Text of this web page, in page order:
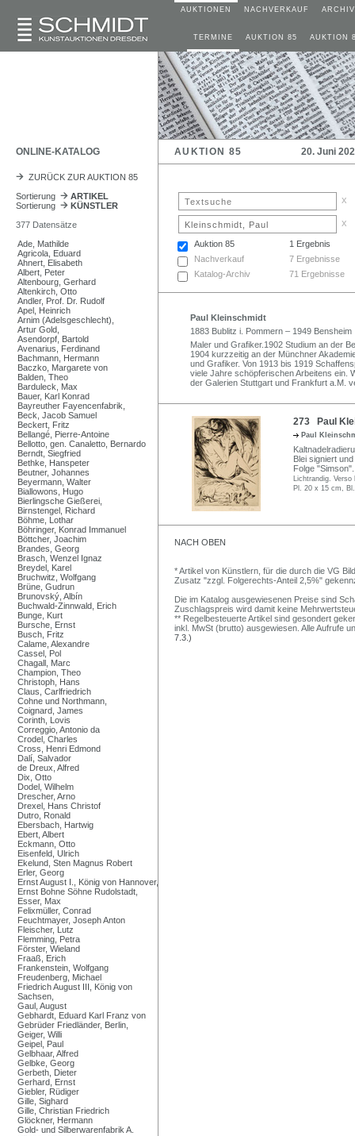
AUKTIONEN NACHVERKAUF ARCHIV
TERMINE AUKTION 85 AUKTION
ONLINE-KATALOG AUKTION 85 20. Juni
ZURÜCK ZUR AUKTION 85
Sortierung
ARTIKEL
Sortierung
KÜNSTLER
377 Datensätze
Ade, Mathilde
Agricola, Eduard
Ahnert, Elisabeth
Albert, Peter
Altenbourg, Gerhard
Altenkirch, Otto
Andler, Prof. Dr. Rudolf
Apel, Heinrich
Arnim (Adelsgeschlecht),
Artur Gold,
Asendorpf, Bartold
Avenarius, Ferdinand
Bachmann, Hermann
Baczko, Margarete von
Balden, Theo
Barduleck, Max
Bauer, Karl Konrad
Bayreuther Fayencenfabrik,
Beck, Jacob Samuel
Beckert, Fritz
Bellangé, Pierre-Antoine
Bellotto, gen. Canaletto, Bernardo
Berndt, Siegfried
Bethke, Hanspeter
Beutner, Johannes
Beyermann, Walter
Biallowons, Hugo
Bierlingsche Gießerei,
Birnstengel, Richard
Böhme, Lothar
Böhringer, Konrad Immanuel
Böttcher, Joachim
Brandes, Georg
Brasch, Wenzel Ignaz
Breydel, Karel
Bruchwitz, Wolfgang
Brüne, Gudrun
Brunovský, Albín
Buchwald-Zinnwald, Erich
Bunge, Kurt
Bursche, Ernst
Busch, Fritz
Calame, Alexandre
Cassel, Pol
Chagall, Marc
Champion, Theo
Christoph, Hans
Claus, Carlfriedrich
Cohne und Northmann,
Coignard, James
Corinth, Lovis
Correggio, Antonio da
Crodel, Charles
Cross, Henri Edmond
Dalí, Salvador
de Dreux, Alfred
Dix, Otto
Dodel, Wilhelm
Drescher, Arno
Drexel, Hans Christof
Dutro, Ronald
Ebersbach, Hartwig
Ebert, Albert
Eckmann, Otto
Eisenfeld, Ulrich
Ekelund, Sten Magnus Robert
Erler, Georg
Ernst August I., König von Hannover,
Ernst Bohne Söhne Rudolstadt,
Esser, Max
Felixmüller, Conrad
Feuchtmayer, Joseph Anton
Fleischer, Lutz
Flemming, Petra
Förster, Wieland
Fraaß, Erich
Frankenstein, Wolfgang
Freudenberg, Michael
Friedrich August III, König von
Sachsen,
Gaul, August
Gebhardt, Eduard Karl Franz von
Gebrüder Friedländer, Berlin,
Geiger, Willi
Geipel, Paul
Gelbhaar, Alfred
Gelbke, Georg
Gerbeth, Dieter
Gerhard, Ernst
Giebler, Rüdiger
Gille, Sighard
Gille, Christian Friedrich
Glöckner, Hermann
Gold- und Silberwarenfabrik A.
x
x
Auktion 85
1 Ergebnis
Nachverkauf
7 Ergebnisse
Katalog-Archiv
71 Ergebnisse
Paul Kleinschmidt
1883 Bublitz i. Pommern – 1949 Bensheim
Maler und Grafiker.1902 Studium an der
1904 kurzzeitig an der Münchner
und Grafiker. Von 1913 bis 1919
viele Jahre schöpferischen Arbeitens ein.
der Galerien Stuttgart und Frankfurt a.M.
273 Paul
Paul
Blei signiert
Folge "Simson".
Lichtrandig.
Pl. 20 x 15 cm,
NACH OBEN
* Artikel von Künstlern, für die durch die VG
Zusatz "zzgl. Folgerechts-Anteil 2,5%"
Die im Katalog ausgewiesenen Preise sind
Zuschlagspreis wird damit keine
** Regelbesteuerte Artikel sind gesondert
inkl. MwSt (brutto) ausgewiesen. Alle Aufrufe
7.3.)